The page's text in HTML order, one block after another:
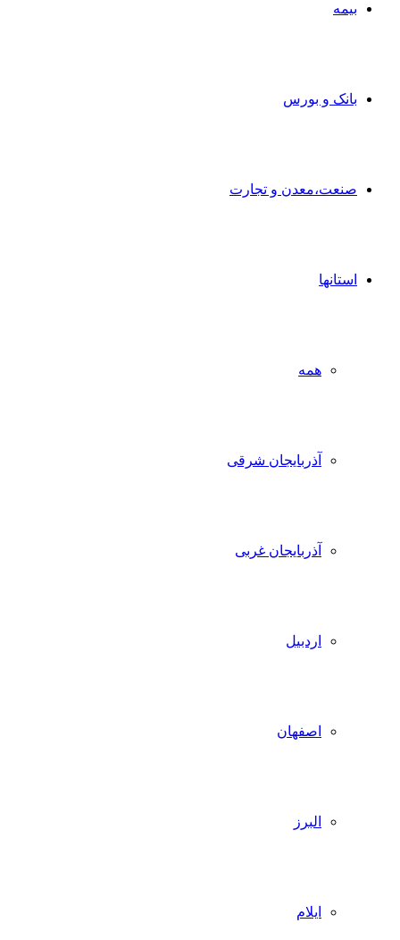
بیمه
بانک و بورس
صنعت،معدن و تجارت
استانها
همه
آذربایجان شرقی
آذربایجان غربی
اردبیل
اصفهان
البرز
ایلام